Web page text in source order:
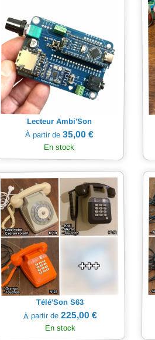
Lecteur Ambi'Son
À partir de 35,00 €
En stock
Télé'Son S63
À partir de 225,00 €
En stock